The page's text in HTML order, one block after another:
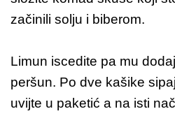
začinili solju i biberom.
Limun iscedite pa mu
peršun. Po dve kašike
uvijte u paketić a na isti